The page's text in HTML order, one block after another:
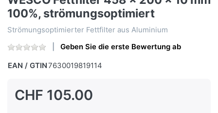
100%, strömungsoptimiert
Strömungsoptimierter Fettfilter aus Aluminium
Geben Sie die erste Bewertung ab
EAN / GTIN7630019819114
CHF 105.00